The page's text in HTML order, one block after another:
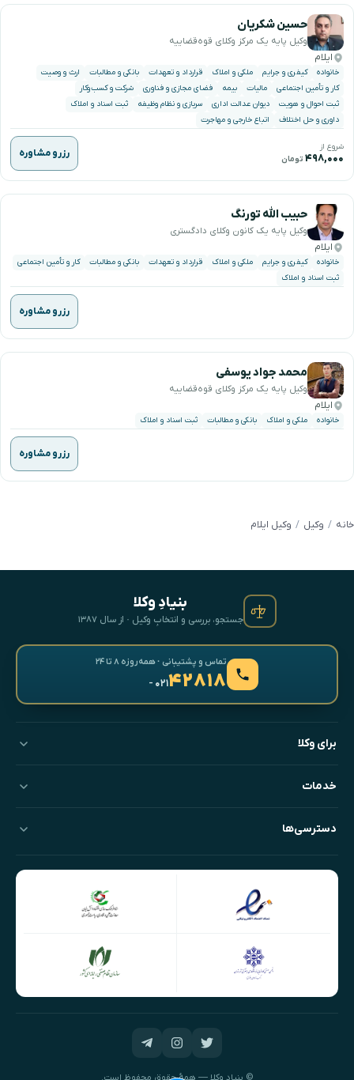
حسین شکریان
وکیل پایه یک مرکز وکلای قوه‌قضاییه
ایلام
خانواده کیفری و جرایم ملکی و املاک قرارداد و تعهدات بانکی و مطالبات
ارث و وصیت
کار و تأمین اجتماعی
مالیات بیمه فضای مجازی و فناوری
شرکت و کسب‌وکار
ثبت احوال و هویت
دیوان عدالت اداری سربازی و نظام وظیفه
ثبت اسناد و املاک
داوری و حل اختلاف
اتباع خارجی و مهاجرت
شروع از
۴۹۸,۰۰۰ تومان رزرو مشاوره
حبیب الله تورنگ
وکیل پایه یک کانون وکلای دادگستری
ایلام
خانواده کیفری و جرایم ملکی و املاک قرارداد و تعهدات بانکی و مطالبات
کار و تأمین اجتماعی
ثبت اسناد و املاک
رزرو مشاوره
محمد جواد یوسفی
وکیل پایه یک مرکز وکلای قوه‌قضاییه
ایلام
خانواده ملکی و املاک بانکی و مطالبات ثبت اسناد و املاک
رزرو مشاوره
خانه وکیل وکیل ایلام
بنیادِ وکلا
جستجو، بررسی و انتخابِ وکیل · از سال ۱۳۸۷
تماس و پشتیبانی · همه‌روزه ۸ تا ۲۴
۴۲۸۱۸- ۰۲۱
برای وکلا
خدمات
دسترسی‌ها